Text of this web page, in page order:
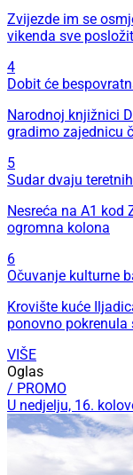
Zvijezde im se
vikenda sve
4
Dobit će
Narodnoj knjižnici
gradimo zajednicu
5
Sudar dvaju
Nesreća na A1 kod
ogromna kolona
6
Očuvanje kulturne
Krovište kuće
ponovno pokrenula
VIŠE
Oglas
/ PROMO
U nedjelju, 16.